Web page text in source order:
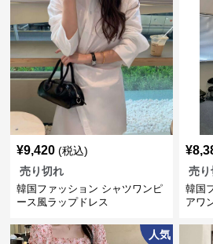
¥9,420 (税込)
売り切れ
韓国ファッション シャツワンピ
ース風ラップドレス
¥
売り
韓国
アワ
人気